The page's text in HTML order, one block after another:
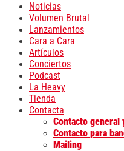
Noticias
Volumen Brutal
Lanzamientos
Cara a Cara
Artículos
Conciertos
Podcast
La Heavy
Tienda
Contacta
Contacto general
Contacto para
Mailing